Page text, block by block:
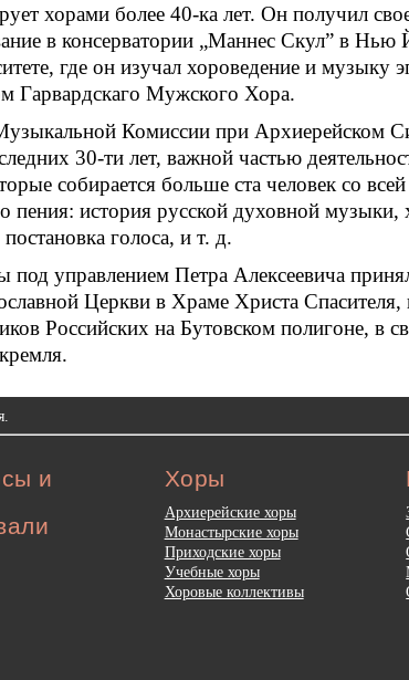
хорами более 40-ка лет. Он получил
в консерватории „Маннес Скул” в Нью
где он изучал хороведение и музыку
Гарвардскаго Мужского Хора.
Комиссии при Архиерейском
30-ти лет, важной частью
собирается больше ста человек со
пения: история русской духовной музыки,
голоса, и т. д.
управлением Петра Алексеевича
Церкви в Храме Христа
Российских на Бутовском полигоне, в
и
Хоры
Архиерейские хоры
Монастырские хоры
Приходские хоры
Учебные хоры
Хоровые коллективы